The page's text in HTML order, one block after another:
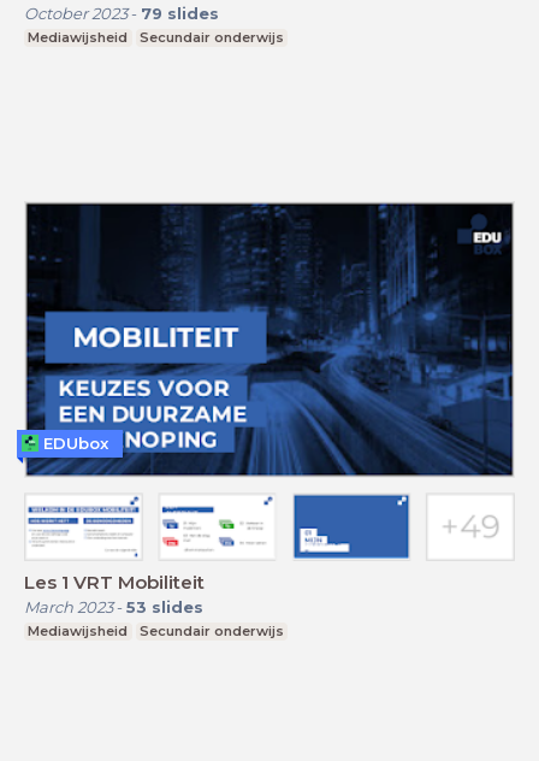
October 2023- 79 slides
Mediawijsheid Secundair onderwijs
Les 1 VRT Mobiliteit
March 2023- 53 slides
Mediawijsheid Secundair onderwijs
EDUbox